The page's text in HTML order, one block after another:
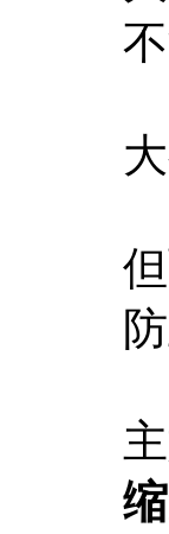
缩